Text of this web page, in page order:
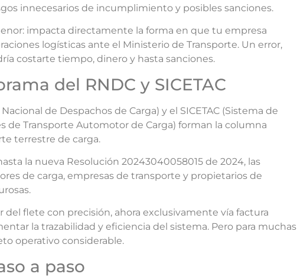
innecesarios de incumplimiento y posibles sanciones.
impacta directamente la forma en que tu empresa
logísticas ante el Ministerio de Transporte. Un error,
costarte tiempo, dinero y hasta sanciones.
del RNDC y SICETAC
de Despachos de Carga) y el SICETAC (Sistema de
de Transporte Automotor de Carga) forman la columna
terrestre de carga.
la nueva Resolución 20243040058015 de 2024, las
de carga, empresas de transporte y propietarios de
del flete con precisión, ahora exclusivamente vía factura
la trazabilidad y eficiencia del sistema. Pero para muchas
operativo considerable.
a paso